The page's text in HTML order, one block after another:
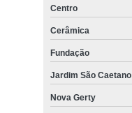
Centro
Cerâmica
Fundação
Jardim São Caetano
Nova Gerty